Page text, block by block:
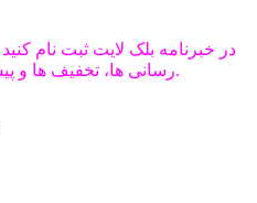
در خبرنامه بلک لایت ثبت نام
رسانی ها، تخفیف ها و پیشنهادات ویژه ما مطلع می شوید.